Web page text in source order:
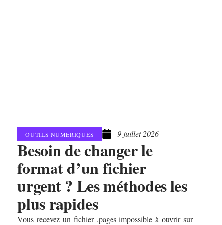
OUTILS NUMÉRIQUES 9 juillet 2026
Besoin de changer le
format d’un fichier
urgent ? Les méthodes les
plus rapides
Vous recevez un fichier .pages impossible à ouvrir sur